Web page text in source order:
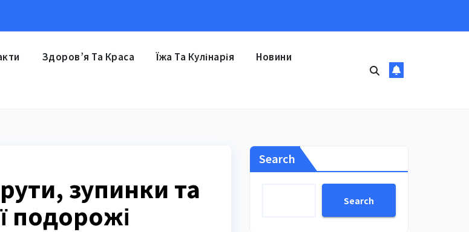
Здоров’я Та Краса Їжа Та Кулінарія Новини
зупинки та
подорожі
Search
Search